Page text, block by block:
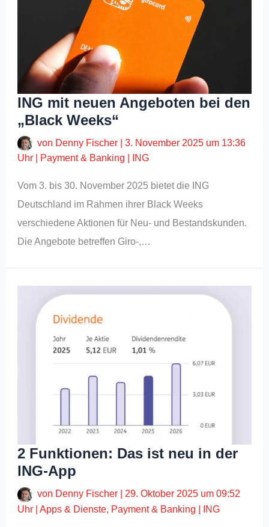
ING mit neuen Angeboten bei den
„Black Weeks“
von Denny Fischer |3. November 2025 um 13:36
Uhr
Payment & Banking ING
Vom 3. bis 30. November 2025 bietet die ING
Deutschland im Rahmen ihrer Black Weeks
verschiedene Aktionen für Neu- und Bestandskunden.
Die Angebote betreffen Giro-,…
2 Funktionen: Das ist neu in der
ING-App
von Denny Fischer
29. Oktober 2025 um 09:52
Uhr |Apps & Dienste, Payment & Banking ING